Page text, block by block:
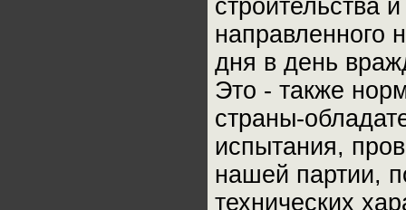
строительства
направленного
дня в день
Это - также
страны-
испытания,
нашей партии,
технических